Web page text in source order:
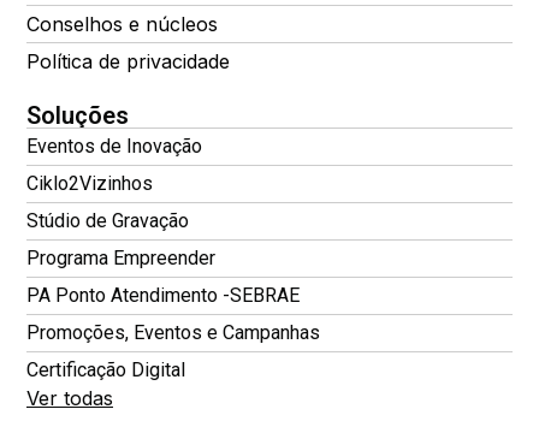
Conselhos e núcleos
Política de privacidade
Soluções
Eventos de Inovação
Ciklo2Vizinhos
Stúdio de Gravação
Programa Empreender
PA Ponto Atendimento -SEBRAE
Promoções, Eventos e Campanhas
Certificação Digital
Ver todas